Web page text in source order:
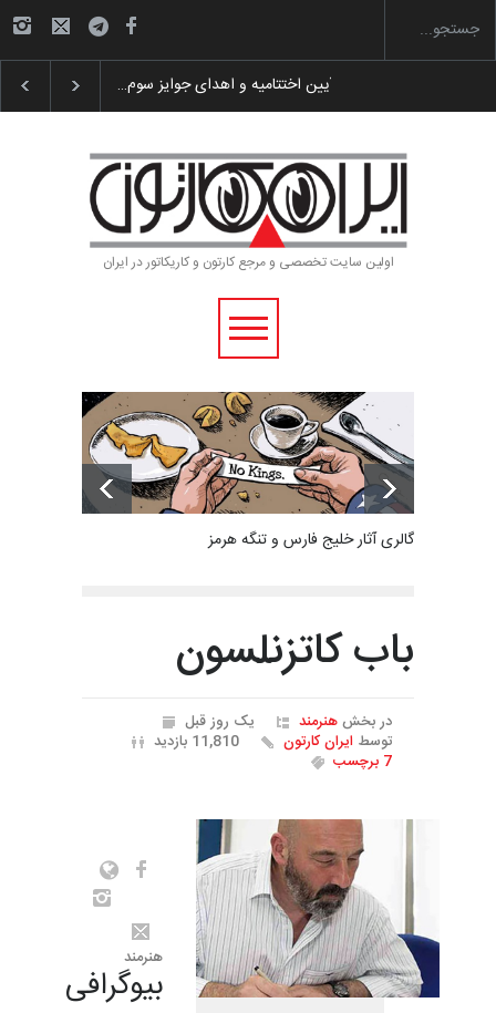
به یاد اردوغان باشول (۱۹۳۶–۲۰۲۶)
اولین سایت تخصصی و مرجع کارتون و کاریکاتور در ایران
گالری آثار خلیج فارس و تنگه هرمز
باب کاتزنلسون
در بخشهنرمند
یک روز قبل
توسط ایران کارتون
11,810 بازدید
7 برچسب
هنرمند
بیوگرافی